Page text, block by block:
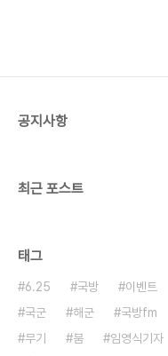
공지사항
최근 포스트
태그
6.25 국방 이벤트
국군
해군 국방fm
무기
붐 임영식기자